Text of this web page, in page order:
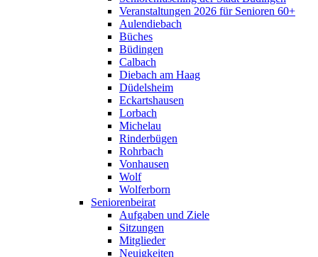
Veranstaltungen 2026 für Senioren 60+
Aulendiebach
Büches
Büdingen
Calbach
Diebach am Haag
Düdelsheim
Eckartshausen
Lorbach
Michelau
Rinderbügen
Rohrbach
Vonhausen
Wolf
Wolferborn
Seniorenbeirat
Aufgaben und Ziele
Sitzungen
Mitglieder
Neuigkeiten